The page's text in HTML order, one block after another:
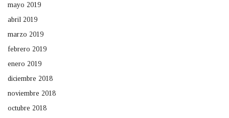
mayo 2019
abril 2019
marzo 2019
febrero 2019
enero 2019
diciembre 2018
noviembre 2018
octubre 2018